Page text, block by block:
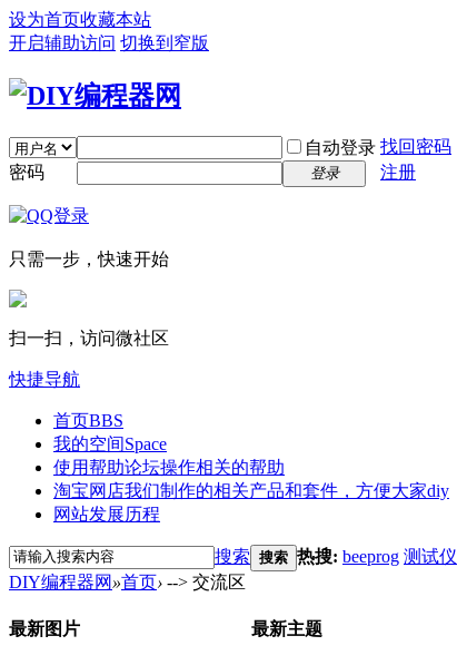
设为首页收藏本站
开启辅助访问 切换到窄版
自动登录 找回密码
密码
登录 注册
只需一步，快速开始
扫一扫，访问微社区
快捷导航
首页BBS
我的空间Space
使用帮助论坛操作相关的帮助
淘宝网店我们制作的相关产品和套件，方便大家diy
网站发展历程
搜索 搜索 热搜: beeprog 测试仪
DIY编程器网 »首页› --> 交流区
最新图片 最新主题